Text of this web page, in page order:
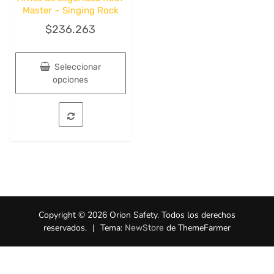
Master – Singing Rock
$236.263
Seleccionar
opciones
Este
producto
tiene
elegir
en
Copyright © 2026 Orion Safety. Todos los derechos
reservados. | Tema: NewStore de ThemeFarmer